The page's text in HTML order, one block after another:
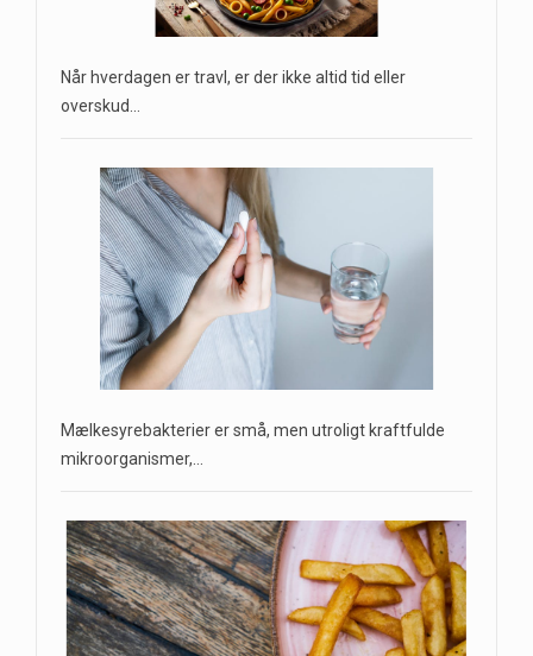
Når hverdagen er travl, er der ikke altid tid eller
overskud…
Mælkesyrebakterier er små, men utroligt kraftfulde
mikroorganismer,…